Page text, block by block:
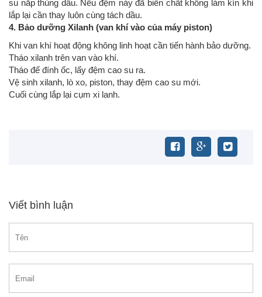
su nắp thùng dầu. Nếu đệm này đã biến chất không làm kín khi
lắp lại cần thay luôn cùng tách dầu.
4. Bảo dưỡng Xilanh (van khí vào của máy piston)
Khi van khí hoạt động không linh hoạt cần tiến hành bảo dưỡng.
Tháo xilanh trên van vào khí.
Tháo đế đính ốc, lấy đệm cao su ra.
Vệ sinh xilanh, lò xo, piston, thay đệm cao su mới.
Cuối cùng lắp lại cụm xi lanh.
Viết bình luận